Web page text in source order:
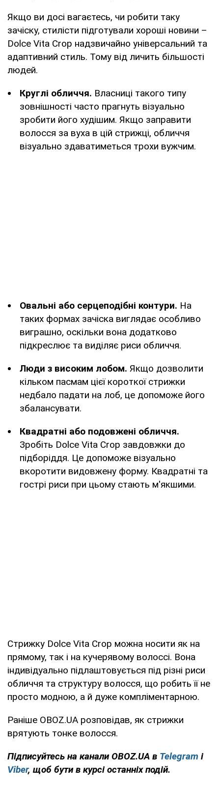
Якщо ви досі вагаєтесь, чи робити таку
зачіску, стилісти підготували хороші новини –
Dolce Vita Crop надзвичайно універсальний та
адаптивний стиль. Тому від личить більшості
людей.
Круглі обличчя. Власниці такого типу
зовнішності часто прагнуть візуально
зробити його худішим. Якщо заправити
волосся за вуха в цій стрижці, обличчя
візуально здаватиметься трохи вужчим.
Овальні або серцеподібні контури. На
таких формах зачіска виглядає особливо
виграшно, оскільки вона додатково
підкреслює та виділяє риси обличчя.
Люди з високим лобом. Якщо дозволити
кільком пасмам цієї короткої стрижки
недбало падати на лоб, це допоможе його
збалансувати.
Квадратні або подовжені обличчя.
Зробіть Dolce Vita Crop завдовжки до
підборіддя. Це допоможе візуально
вкоротити видовжену форму. Квадратні та
гострі риси при цьому стають м'якшими.
Стрижку Dolce Vita Crop можна носити як на
прямому, так і на кучерявому волоссі. Вона
індивідуально підлаштовується під різні риси
обличчя та структуру волосся, що робить її не
просто модною, а й дуже компліментарною.
Раніше OBOZ.UA розповідав, як стрижки
врятують тонке волосся.
Підписуйтесь на канали OBOZ.UA в Telegram і
Viber, щоб бути в курсі останніх подій.